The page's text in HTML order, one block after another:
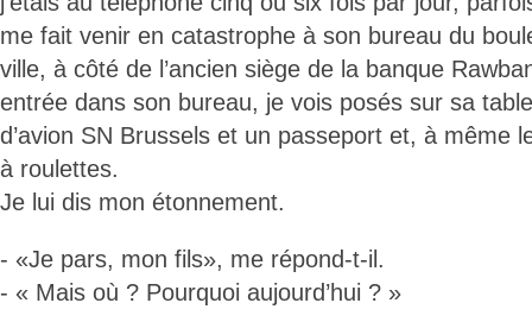
me fait venir en catastrophe à son bureau du
ville, à côté de l’ancien siège de la banque
entrée dans son bureau, je vois posés sur sa
d’avion SN Brussels et un passeport et, à même
à roulettes.
Je lui dis mon étonnement.
- «Je pars, mon fils», me répond-t-il.
- « Mais où ? Pourquoi aujourd’hui ? »